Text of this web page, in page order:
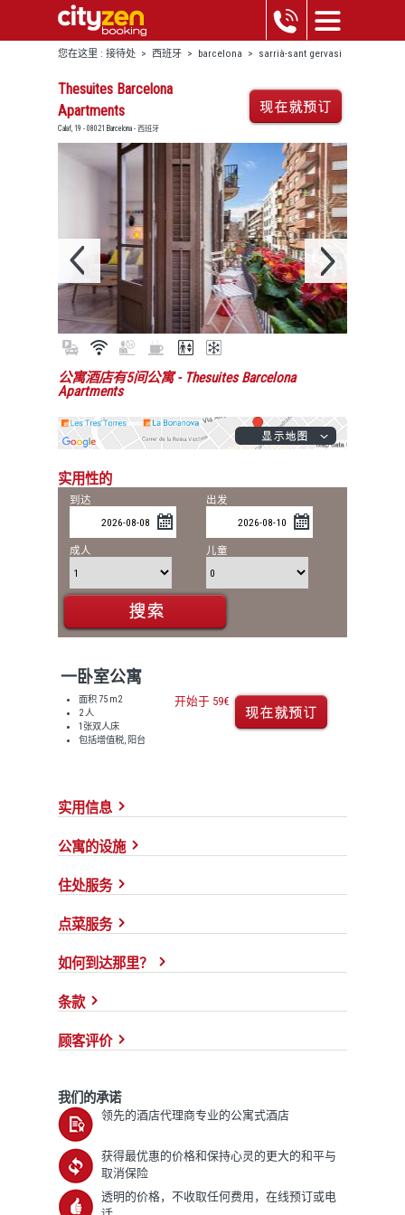
您在这里 : 接待处 > 西班牙 > barcelona > sarrià-sant gervasi
> thesuites barcelona apartments
Thesuites Barcelona
Apartments
Calaf, 19 - 08021 Barcelona - 西班牙
公寓酒店有5间公寓- Thesuites Barcelona
Apartments
实用性的
到达 出发
成人 儿童
一卧室公寓
面积 75 m2
2 人
1张双人床
包括增值税, 阳台
开始于 59€
实用信息
公寓的设施
住处服务
点菜服务
如何到达那里？
条款
顾客评价
我们的承诺
领先的酒店代理商专业的公寓式酒店
获得最优惠的价格和保持心灵的更大的和平与
取消保险
透明的价格，不收取任何费用，在线预订或电